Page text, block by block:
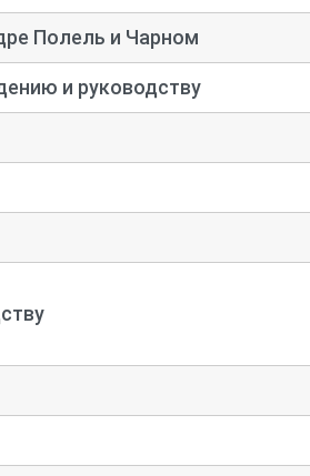
Полель и Чарном
и руководству